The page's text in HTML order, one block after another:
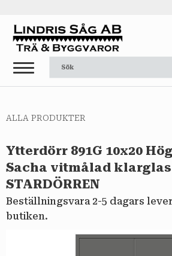
Meny
ALLA PRODUKTER
Ytterdörr 891G 10x20
Sacha vitmålad klarglas
STARDÖRREN
Beställningsvara 2-5 dagars
butiken.